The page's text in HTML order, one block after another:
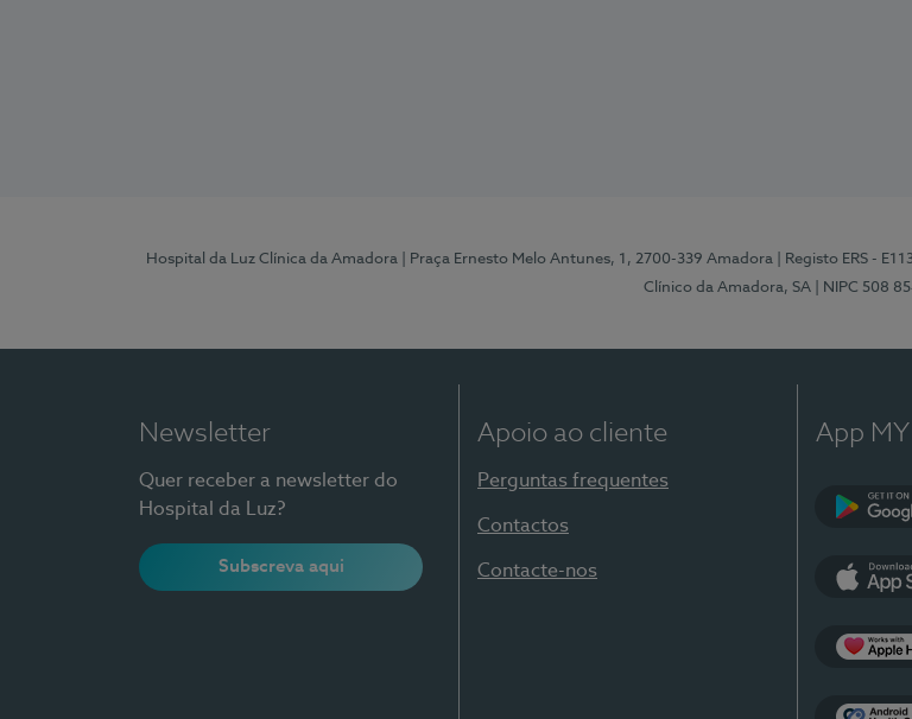
Hospital da Luz Clínica da Amadora | Praça Ernesto Melo Antunes, 1, 2700-339 Amadora | Registo ERS -
Clínico da Amadora, SA
| NIPC 508
Newsletter
Quer receber a newsletter do
Hospital da Luz?
Subscreva aqui
Apoio ao cliente
Perguntas frequentes
Contactos
Contacte-nos
App